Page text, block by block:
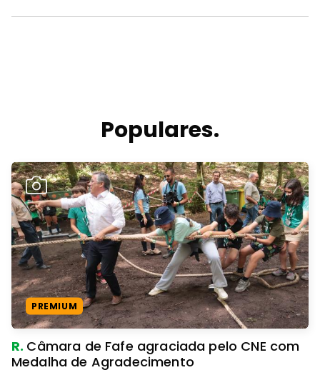
Populares.
PREMIUM
R. Câmara de Fafe agraciada pelo CNE com
Medalha de Agradecimento